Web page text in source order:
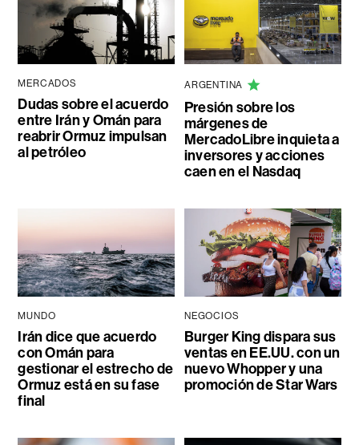
MERCADOS
Dudas sobre el acuerdo
entre Irán y Omán para
reabrir Ormuz impulsan
al petróleo
ARGENTINA
Presión sobre los
márgenes de
MercadoLibre inquieta a
inversores y acciones
caen en el Nasdaq
MUNDO
Irán dice que acuerdo
con Omán para
gestionar el estrecho de
Ormuz está en su fase
final
NEGOCIOS
Burger King dispara sus
ventas en EE.UU. con un
nuevo Whopper y una
promoción de Star Wars